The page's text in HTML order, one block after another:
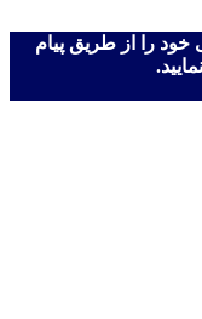
را از طریق پیام